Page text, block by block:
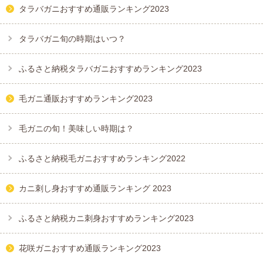
タラバガニおすすめ通販ランキング2023
タラバガニ旬の時期はいつ？
ふるさと納税タラバガニおすすめランキング2023
毛ガニ通販おすすめランキング2023
毛ガニの旬！美味しい時期は？
ふるさと納税毛ガニおすすめランキング2022
カニ刺し身おすすめ通販ランキング 2023
ふるさと納税カニ刺身おすすめランキング2023
花咲ガニおすすめ通販ランキング2023